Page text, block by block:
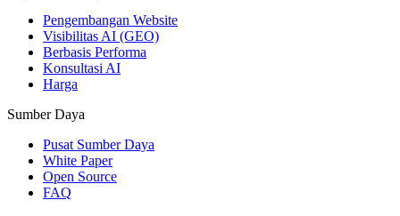
Pengembangan Website
Visibilitas AI (GEO)
Berbasis Performa
Konsultasi AI
Harga
Sumber Daya
Pusat Sumber Daya
White Paper
Open Source
FAQ